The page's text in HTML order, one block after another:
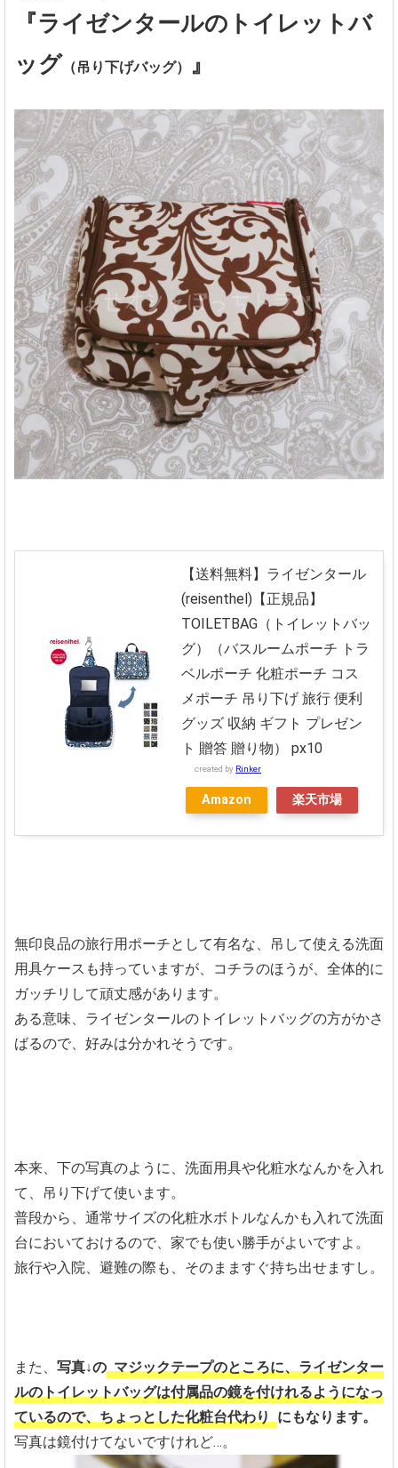
『ライゼンタールのトイレットバ
ッグ （吊り下げバッグ） 』
【送料無料】ライゼンタール
(reisenthel)【正規品】
TOILETBAG（トイレットバッ
グ）（バスルームポーチ トラ
ベルポーチ 化粧ポーチ コス
メポーチ 吊り下げ 旅行 便利
グッズ 収納 ギフト プレゼン
ト 贈答 贈り物） px10
created by Rinker
Amazon 楽天市場
無印良品の旅行用ポーチとして有名な、吊して使える洗面
用具ケースも持っていますが、コチラのほうが、全体的に
ガッチリして頑丈感があります。
ある意味、ライゼンタールのトイレットバッグの方がかさ
ばるので、好みは分かれそうです。
本来、下の写真のように、洗面用具や化粧水なんかを入れ
て、吊り下げて使います。
普段から、通常サイズの化粧水ボトルなんかも入れて洗面
台においておけるので、家でも使い勝手がよいですよ。
旅行や入院、避難の際も、そのまますぐ持ち出せますし。
また、 写真↓の マジックテープのところに、ライゼンター
ルのトイレットバッグは付属品の鏡を付けれるようになっ
ているので、ちょっとした化粧台代わり
にもなります。
写真は鏡付けてないですけれど…。